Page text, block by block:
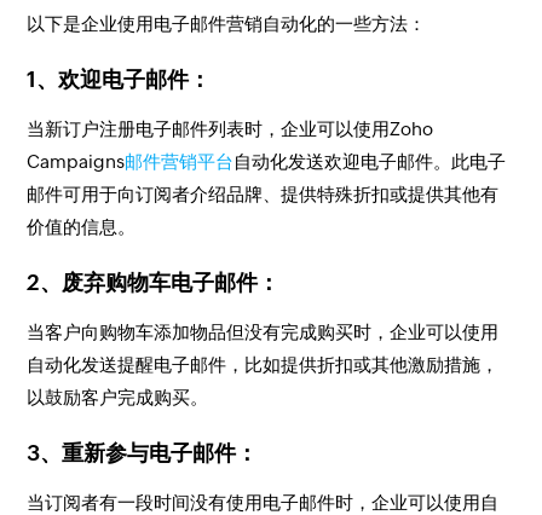
以下是企业使用电子邮件营销自动化的一些方法：
1、欢迎电子邮件：
当新订户注册电子邮件列表时，企业可以使用Zoho
Campaigns邮件营销平台自动化发送欢迎电子邮件。此电子
邮件可用于向订阅者介绍品牌、提供特殊折扣或提供其他有
价值的信息。
2、废弃购物车电子邮件：
当客户向购物车添加物品但没有完成购买时，企业可以使用
自动化发送提醒电子邮件，比如提供折扣或其他激励措施，
以鼓励客户完成购买。
3、重新参与电子邮件：
当订阅者有一段时间没有使用电子邮件时，企业可以使用自